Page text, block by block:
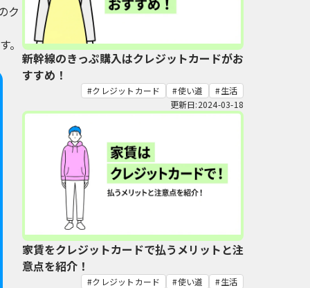
ク
。
新幹線のきっぷ購入はクレジットカードがお
すすめ！
クレジットカード 使い道
生活
更新日:2024-03-18
家賃をクレジットカードで払うメリットと注
意点を紹介！
クレジットカード 使い道
生活